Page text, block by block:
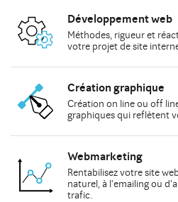
Développement web
Méthodes, rigueur et
votre projet de site
Création graphique
Création on lineou off
graphiquesqui reflètent
Webmarketing
Rentabilisez votre site
naturel, à l'emailingou
trafic.